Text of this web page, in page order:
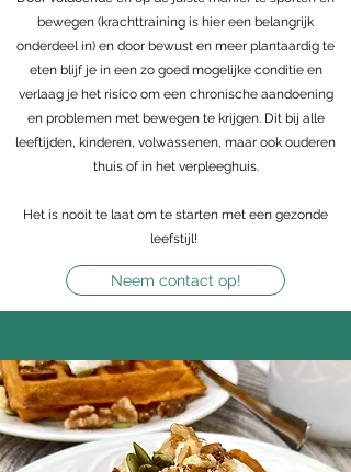
bewegen (krachttraining is hier een belangrijk
onderdeel in) en door bewust en meer plantaardig te
eten blijf je in een zo goed mogelijke conditie en
verlaag je het risico om een chronische aandoening
en problemen met bewegen te krijgen. Dit bij alle
leeftijden, kinderen, volwassenen, maar ook ouderen
thuis of in het verpleeghuis.
Het is nooit te laat om te starten met een gezonde
leefstijl!
Neem contact op!